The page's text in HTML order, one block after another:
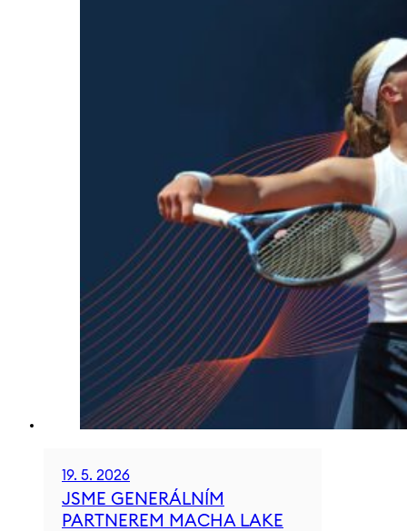
19. 5. 2026
JSME GENERÁLNÍM
PARTNEREM MACHA LAKE